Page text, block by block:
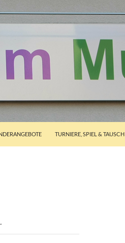
TURNIERE, SPIEL & TAUSCH